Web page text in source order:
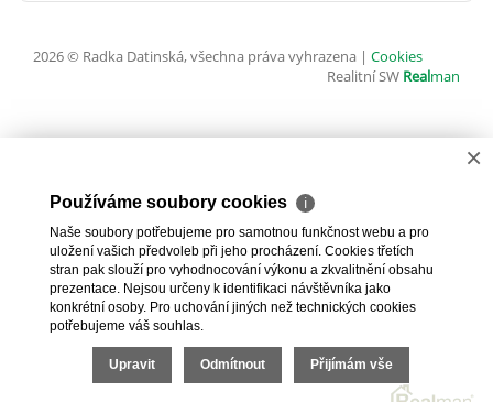
2026 © Radka Datinská, všechna práva vyhrazena | Cookies
Realitní SW Realman
×
Používáme soubory cookies ℹ
Naše soubory potřebujeme pro samotnou funkčnost webu a pro
uložení vašich předvoleb při jeho procházení. Cookies třetích
stran pak slouží pro vyhodnocování výkonu a zkvalitnění obsahu
prezentace. Nejsou určeny k identifikaci návštěvníka jako
konkrétní osoby. Pro uchování jiných než technických cookies
potřebujeme váš souhlas.
Upravit Odmítnout Přijímám vše